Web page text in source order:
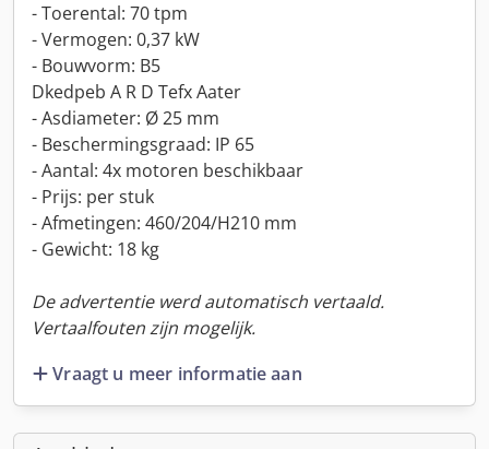
- Toerental: 70 tpm
- Vermogen: 0,37 kW
- Bouwvorm: B5
Dkedpeb A R D Tefx Aater
- Asdiameter: Ø 25 mm
- Beschermingsgraad: IP 65
- Aantal: 4x motoren beschikbaar
- Prijs: per stuk
- Afmetingen: 460/204/H210 mm
- Gewicht: 18 kg
De advertentie werd automatisch vertaald.
Vertaalfouten zijn mogelijk.
Vraagt u meer informatie aan